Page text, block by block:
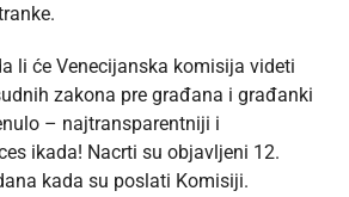
li će Venecijanska komisija videti
zakona pre građana i građanki
– najtransparentniji i
ikada! Nacrti su objavljeni 12.
kada su poslati Komisiji.